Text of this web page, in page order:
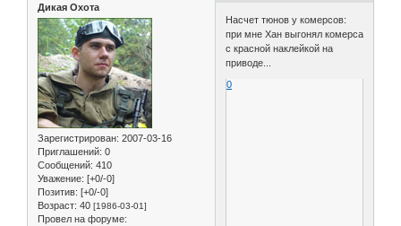
Дикая Охота
Зарегистрирован: 2007-03-16
Приглашений: 0
Сообщений: 410
Уважение: [+0/-0]
Позитив: [+0/-0]
Возраст: 40 [1986-03-01]
Провел на форуме:
Насчет тюнов у комерсов:
при мне Хан выгонял комерса
с красной наклейкой на
приводе...
0